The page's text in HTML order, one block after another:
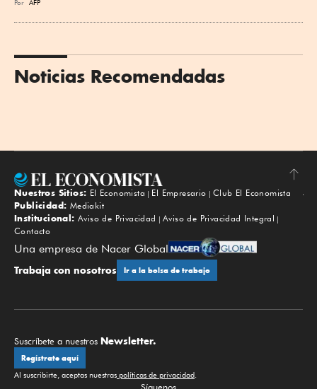
Por AFP
Noticias Recomendadas
Subir
Nuestros Sitios: El Economista El Empresario
Club El Economista
Publicidad: Mediakit
Institucional: Aviso de Privacidad
Aviso de Privacidad Integral
Contacto
Una empresa de Nacer Global
Trabaja con nosotros Ir a la bolsa de trabajo
Suscríbete a nuestros Newsletter.
Regístrate aquí
Al suscribirte, aceptas nuestras políticas de privacidad.